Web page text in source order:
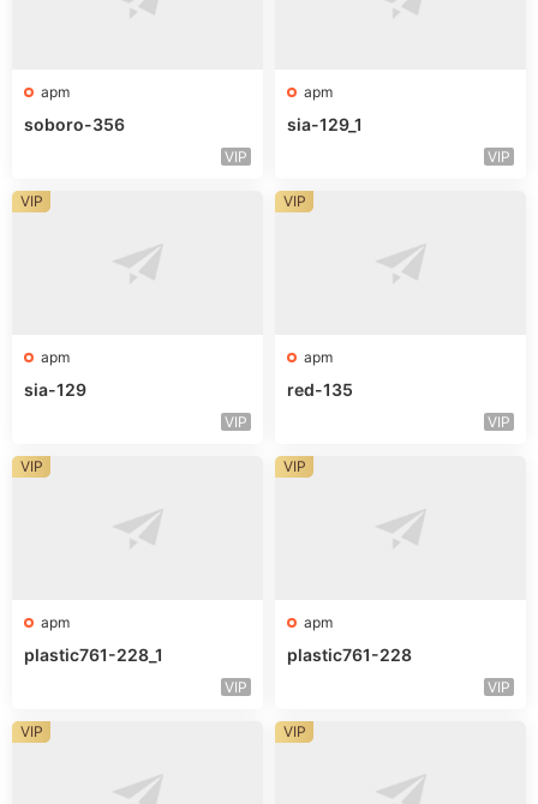
apm
soboro-356
VIP
apm
sia-129_1
VIP
apm
sia-129
VIP
VIP
apm
red-135
VIP
VIP
apm
plastic761-228_1
VIP
VIP
apm
plastic761-228
VIP
VIP
VIP VIP